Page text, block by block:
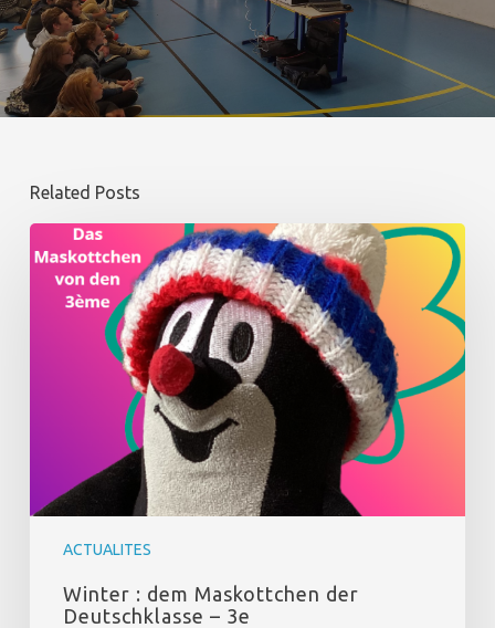
Related Posts
ACTUALITES
Winter
dem
Maskottchen
Deutschklasse
Winter : dem Maskottchen der
Deutschklasse – 3e